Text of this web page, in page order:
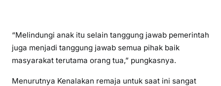
“Melindungi anak itu selain tanggung jawab pemerintah
juga menjadi tanggung jawab semua pihak baik
masyarakat terutama orang tua,” pungkasnya.
Menurutnya Kenalakan remaja untuk saat ini sangat